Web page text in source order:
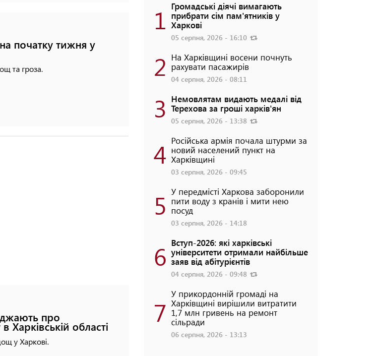
початку тижня у
та гроза.
про
Харківській області
у Харкові.
1 Громадські діячі вимагають
прибрати сім пам'ятників у
Харкові
05 серпня, 2026 - 16:10
2 На Харківщині восени почнуть
рахувати пасажирів
04 серпня, 2026 - 08:11
3 Немовлятам видають медалі від
Терехова за гроші харків'ян
05 серпня, 2026 - 13:38
4 Російська армія почала штурми за
новий населений пункт на
Харківщині
03 серпня, 2026 - 09:45
5 У передмісті Харкова заборонили
пити воду з кранів і мити нею
посуд
03 серпня, 2026 - 14:18
6 Вступ-2026: які харківські
університети отримали найбільше
заяв від абітурієнтів
04 серпня, 2026 - 09:48
7
У прикордонній громаді на
Харківщині вирішили витратити
1,7 млн гривень на ремонт
сільради
06 серпня, 2026 - 13:13